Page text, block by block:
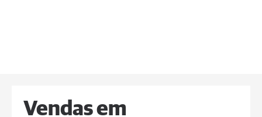
Vendas em